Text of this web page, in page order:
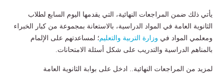
يأتي ذلك ضمن المراجعات النهائية، التي يقدمها اليوم السابع لطلاب
الثانوية العامة في المواد الدراسية، بالاستعانة بمجموعة من كبار الخبراء
ومعلمي المواد في وزارة التربية والتعليم؛ لمساعدتهم على الإلمام
بالمناهم الدراسية والتدريب على شكل أسئلة الامتحانات.
لمزيد من المراجعات النهائية.. ادخل على بوابة الثانوية العامة